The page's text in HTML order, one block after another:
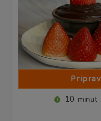
10 minut